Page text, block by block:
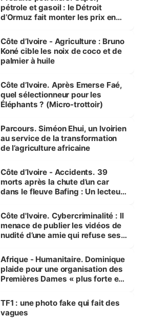
pétrole et gasoil : le Détroit
d’Ormuz fait monter les prix en
Côte d’Ivoire - Agriculture : Bruno
Koné cible les noix de coco et de
palmier à huile
Côte d’Ivoire. Après Emerse Faé,
quel sélectionneur pour les
Éléphants ? (Micro-trottoir)
Parcours. Siméon Ehui, un Ivoirien
au service de la transformation
de l’agriculture africaine
Côte d’Ivoire - Accidents. 39
morts après la chute d’un car
dans le fleuve Bafing : Un lecteur
des Transports
Côte d'Ivoire. Cybercriminalité : Il
menace de publier les vidéos de
nudité d’une amie qui refuse ses
Afrique - Humanitaire. Dominique
plaide pour une organisation des
Premières Dames « plus forte et
sur la scène internationale »
TF1 : une photo fake qui fait des
vagues